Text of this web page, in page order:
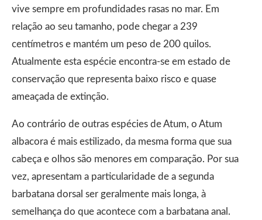
vive sempre em profundidades rasas no mar. Em
relação ao seu tamanho, pode chegar a 239
centímetros e mantém um peso de 200 quilos.
Atualmente esta espécie encontra-se em estado de
conservação que representa baixo risco e quase
ameaçada de extinção.
Ao contrário de outras espécies de Atum, o Atum
albacora é mais estilizado, da mesma forma que sua
cabeça e olhos são menores em comparação. Por sua
vez, apresentam a particularidade de a segunda
barbatana dorsal ser geralmente mais longa, à
semelhança do que acontece com a barbatana anal.